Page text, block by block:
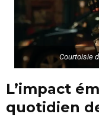
Courtoisie
L’impact
quotidien